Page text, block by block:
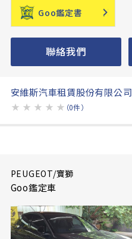
Goo鑑定書
聯絡我們
安維斯汽車租賃股份有限公司
★ ★ ★ ★ ★ （0件）
PEUGEOT/寶獅
Goo鑑定車